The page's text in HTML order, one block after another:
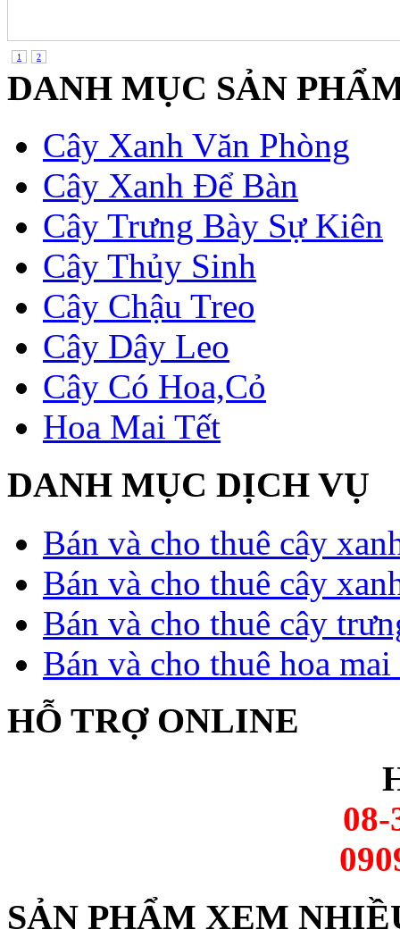
1 2
DANH MỤC SẢN
Cây Xanh Văn Phòng
Cây Xanh Để Bàn
Cây Trưng Bày Sự Kiên
Cây Thủy Sinh
Cây Chậu Treo
Cây Dây Leo
Cây Có Hoa,Cỏ
Hoa Mai Tết
DANH MỤC DỊCH VỤ
Bán và cho thuê cây
Bán và cho thuê cây
Bán và cho thuê cây
Bán và cho thuê hoa mai
HỖ TRỢ ONLINE
08-
SẢN PHẨM XEM